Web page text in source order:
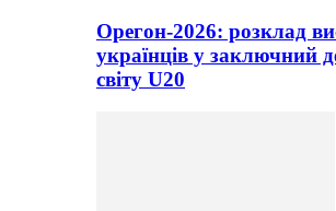
Орегон-2026: розклад
українців у заключний
світу U20